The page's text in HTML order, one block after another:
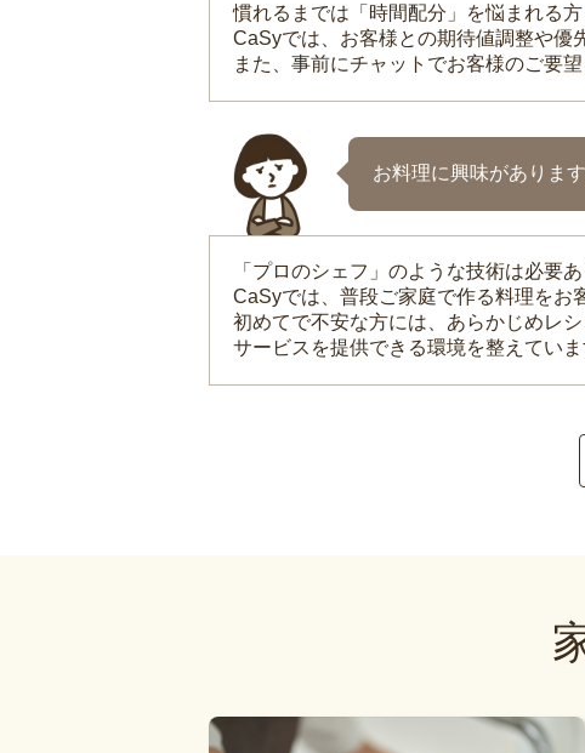
慣れるまでは「時間配分」を悩まれる方
CaSyでは、お客様との期待値調整や優
また、事前にチャットでお客様のご要
お料理に興味がありま
「プロのシェフ」のような技術は必要あ
CaSyでは、普段ご家庭で作る料理をお
初めてで不安な方には、あらかじめレ
サービスを提供できる環境を整えていま